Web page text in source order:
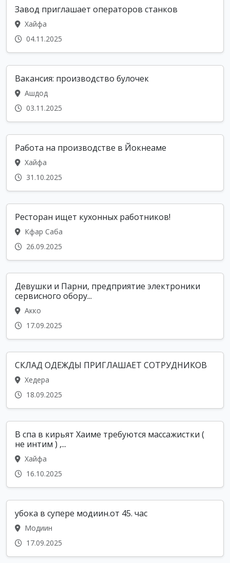
Завод приглашает операторов станков
Хайфа
04.11.2025
Вакансия: производство булочек
Ашдод
03.11.2025
Работа на производстве в Йокнеаме
Хайфа
31.10.2025
Ресторан ищет кухонных работников!
Кфар Саба
26.09.2025
Девушки и Парни, предприятие электроники
сервисного обору...
Акко
17.09.2025
СКЛАД ОДЕЖДЫ ПРИГЛАШАЕТ СОТРУДНИКОВ
Хедера
18.09.2025
В спа в кирьят Хаиме требуются массажистки (
не интим ) ,...
Хайфа
16.10.2025
убока в супере модиин.от 45. час
Модиин
17.09.2025